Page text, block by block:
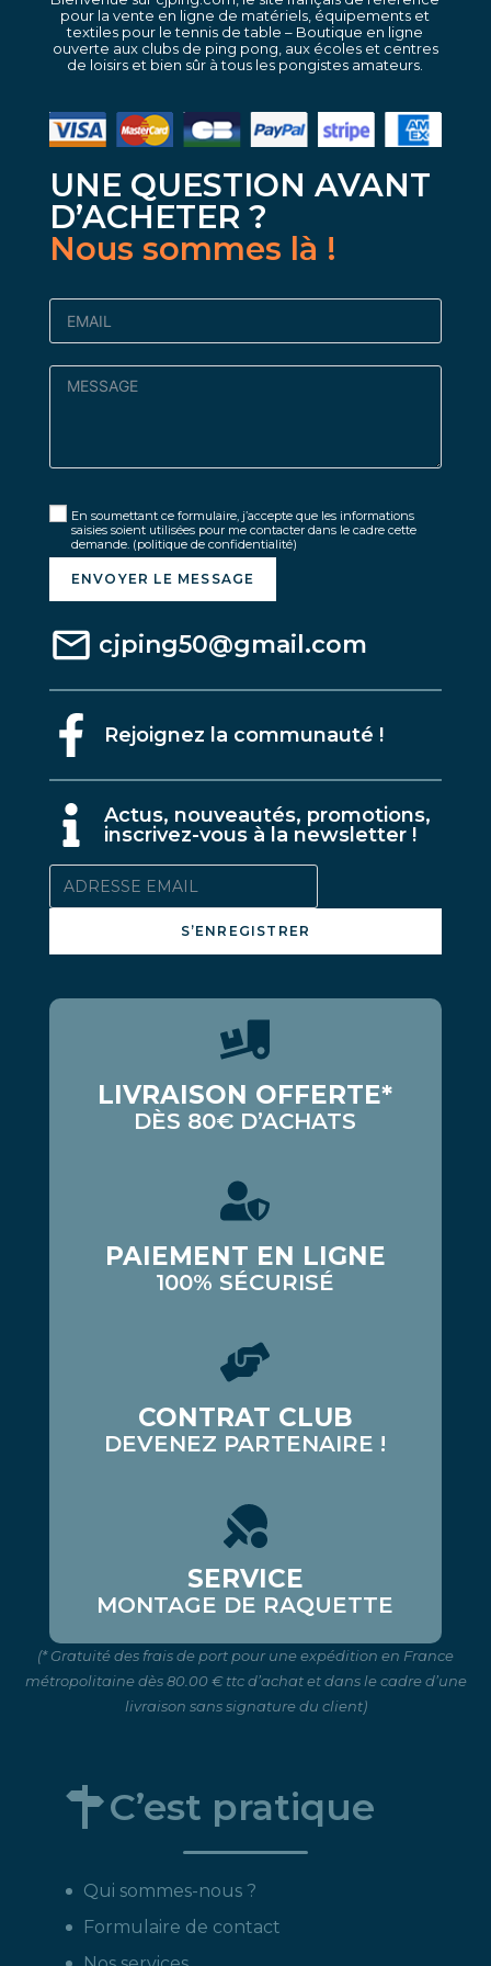
pour la vente en ligne de matériels, équipements et
textiles pour le tennis de table – Boutique en ligne
ouverte aux clubs de ping pong, aux écoles et centres
de loisirs et bien sûr à tous les pongistes amateurs.
UNE QUESTION AVANT
D’ACHETER ?
Nous sommes là !
En soumettant ce formulaire, j’accepte que les informations
saisies soient utilisées pour me contacter dans le cadre cette
demande. (politique de confidentialité)
ENVOYER LE MESSAGE
cjping50@gmail.com
Rejoignez la communauté !
Actus, nouveautés, promotions,
inscrivez-vous à la newsletter !
S’ENREGISTRER
LIVRAISON OFFERTE*
DÈS 80€ D’ACHATS
PAIEMENT EN LIGNE
100% SÉCURISÉ
CONTRAT CLUB
DEVENEZ PARTENAIRE !
SERVICE
MONTAGE DE RAQUETTE
(* Gratuité des frais de port pour une expédition en France
métropolitaine dès 80.00 € ttc d’achat et dans le cadre d’une
livraison sans signature du client)
C’est pratique
Qui sommes-nous ?
Formulaire de contact